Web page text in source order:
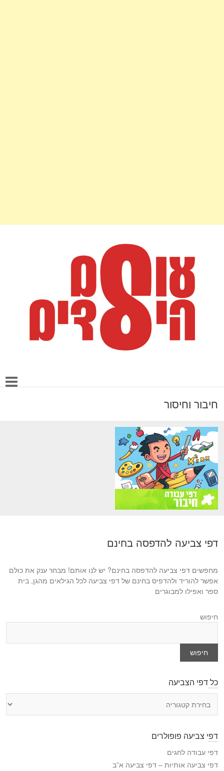
חיבור וחיסור
דפי צביעה להדפסה בחינם
מחפשים דפי צביעה להדפסה בחינם? יש לנו אותם! מבחר ענק את כולם
אפשר להוריד ולהדפיס בחינם של דפי צביעה לכל הגילאים מהגן, בית
ספר ואפילו למבוגרים
חיפוש
חיפוש
כל דפי הצביעה
י
ה
צ
דפי צביעה פופולרים
דפי עבודה לחגים
דפי צביעה אותיות – דפי צביעה א”ב